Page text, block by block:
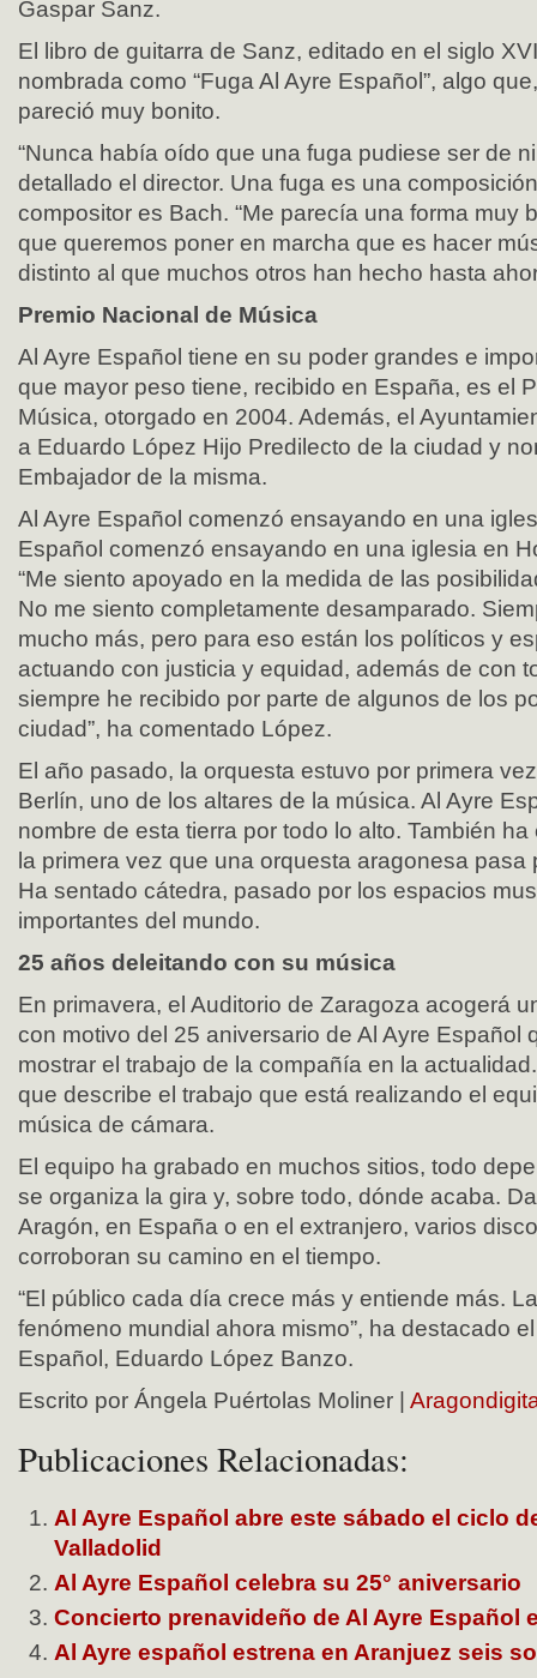
Gaspar Sanz.
El libro de guitarra de Sanz, editado en el siglo
nombrada como “Fuga Al Ayre Español”, algo
pareció muy bonito.
“Nunca había oído que una fuga pudiese ser de
detallado el director. Una fuga es una
compositor es Bach. “Me parecía una forma muy
que queremos poner en marcha que es hacer
distinto al que muchos otros han hecho hasta
Premio Nacional de Música
Al Ayre Español tiene en su poder grandes e
que mayor peso tiene, recibido en España, es el
Música, otorgado en 2004. Además, el
a Eduardo López Hijo Predilecto de la ciudad y
Embajador de la misma.
Al Ayre Español comenzó ensayando en una
Español comenzó ensayando en una iglesia en
“Me siento apoyado en la medida de las
No me siento completamente desamparado.
mucho más, pero para eso están los políticos y
actuando con justicia y equidad, además de con
siempre he recibido por parte de algunos de los
ciudad”, ha comentado López.
El año pasado, la orquesta estuvo por primera
Berlín, uno de los altares de la música. Al Ayre
nombre de esta tierra por todo lo alto. También
la primera vez que una orquesta aragonesa pasa
Ha sentado cátedra, pasado por los espacios
importantes del mundo.
25 años deleitando con su música
En primavera, el Auditorio de Zaragoza acogerá
con motivo del 25 aniversario de Al Ayre Español
mostrar el trabajo de la compañía en la
que describe el trabajo que está realizando el
música de cámara.
El equipo ha grabado en muchos sitios, todo
se organiza la gira y, sobre todo, dónde acaba.
Aragón, en España o en el extranjero, varios
corroboran su camino en el tiempo.
“El público cada día crece más y entiende más.
fenómeno mundial ahora mismo”, ha destacado
Español, Eduardo López Banzo.
Escrito por Ángela Puértolas Moliner |
Publicaciones Relacionadas:
Al Ayre Español abre este sábado el ciclo
Valladolid
Al Ayre Español celebra su 25° aniversario
Concierto prenavideño de Al Ayre Español
Al Ayre español estrena en Aranjuez seis